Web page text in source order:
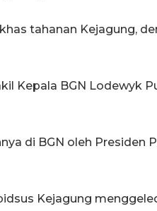
tahanan Kejagung,
Kepala BGN Lodewyk
di BGN oleh Presiden
Kejagung